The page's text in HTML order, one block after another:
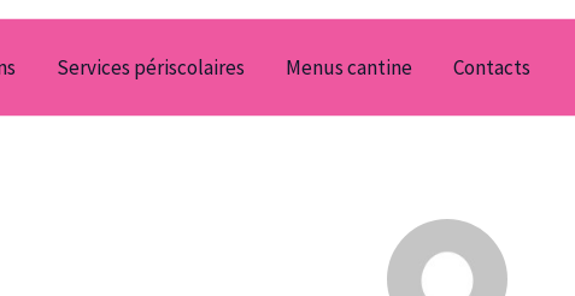
Services périscolaires Menus cantine Contacts